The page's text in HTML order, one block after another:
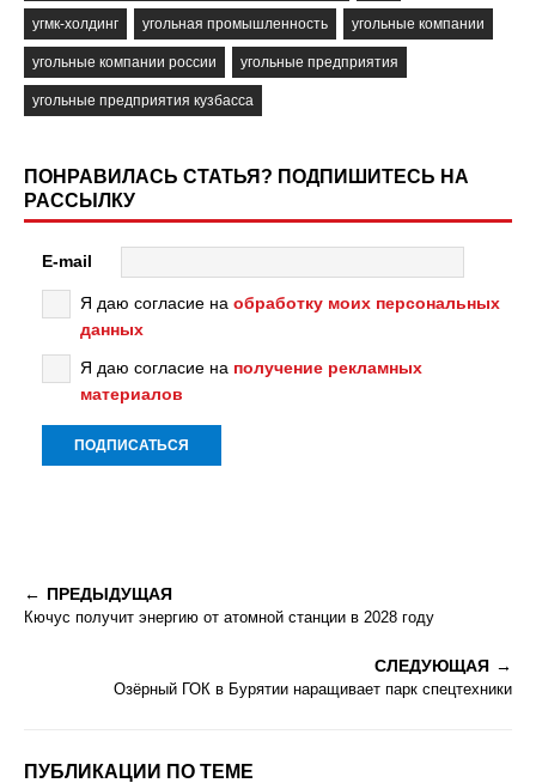
угмк-холдинг угольная промышленность угольные компании
угольные компании россии угольные предприятия
угольные предприятия кузбасса
ПОНРАВИЛАСЬ СТАТЬЯ? ПОДПИШИТЕСЬ НА
РАССЫЛКУ
E-mail
Я даю согласие на обработку моих персональных
данных
Я даю согласие на получение рекламных
материалов
ПРЕДЫДУЩАЯ
Кючус получит энергию от атомной станции в 2028 году
СЛЕДУЮЩАЯ
Озёрный ГОК в Бурятии наращивает парк спецтехники
ПУБЛИКАЦИИ ПО ТЕМЕ